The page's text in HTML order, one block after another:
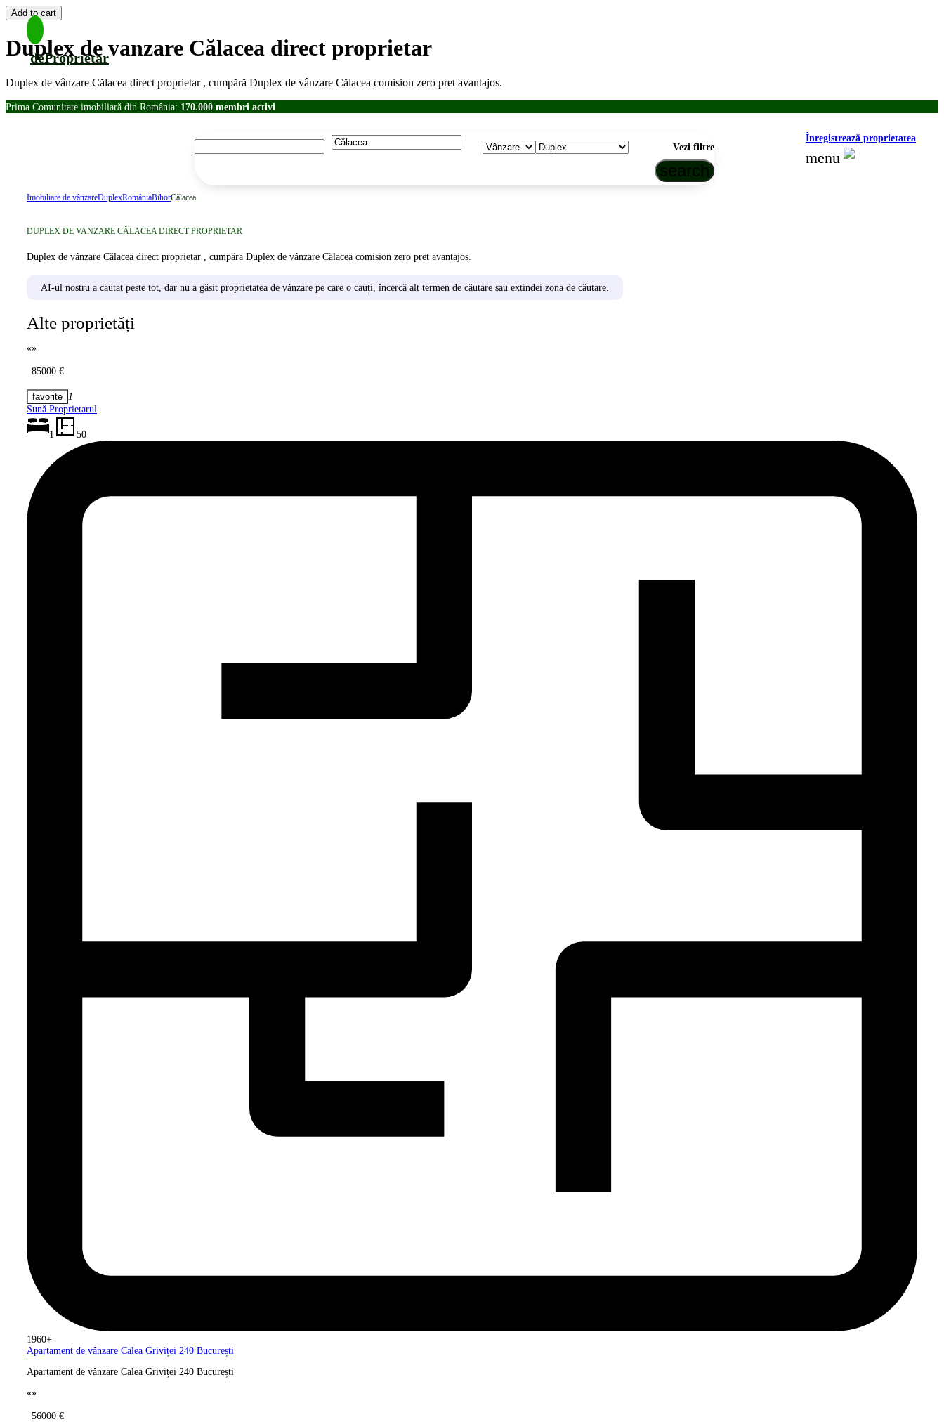
Duplex de vanzare Călacea direct proprietar
Duplex de vânzare Călacea direct proprietar , cumpără Duplex de vânzare Călacea comision zero pret avantajos.
Prima Comunitate imobiliară din România: 170.000 membri activi
deProprietar
Înregistrează proprietatea
menu
Vezi filtre
Imobiliare de vânzareDuplexRomâniaBihorCălacea
DUPLEX DE VANZARE CĂLACEA DIRECT PROPRIETAR
Duplex de vânzare Călacea direct proprietar , cumpără Duplex de vânzare Călacea comision zero pret avantajos.
AI-ul nostru a căutat peste tot, dar nu a găsit proprietatea de vânzare pe care o cauți, încercă alt termen de căutare sau extindei zona de căutare.
Alte proprietăți
«»
85000 €
1
Sună Proprietarul
1 50
1960+
Apartament de vânzare Calea Griviței 240 București
Apartament de vânzare Calea Griviței 240 București
«»
56000 €